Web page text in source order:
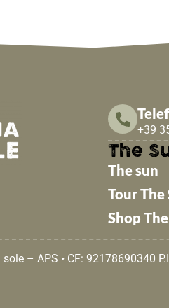
+39
The
The sun
Tour The
Shop
– APS • CF: 92178690340